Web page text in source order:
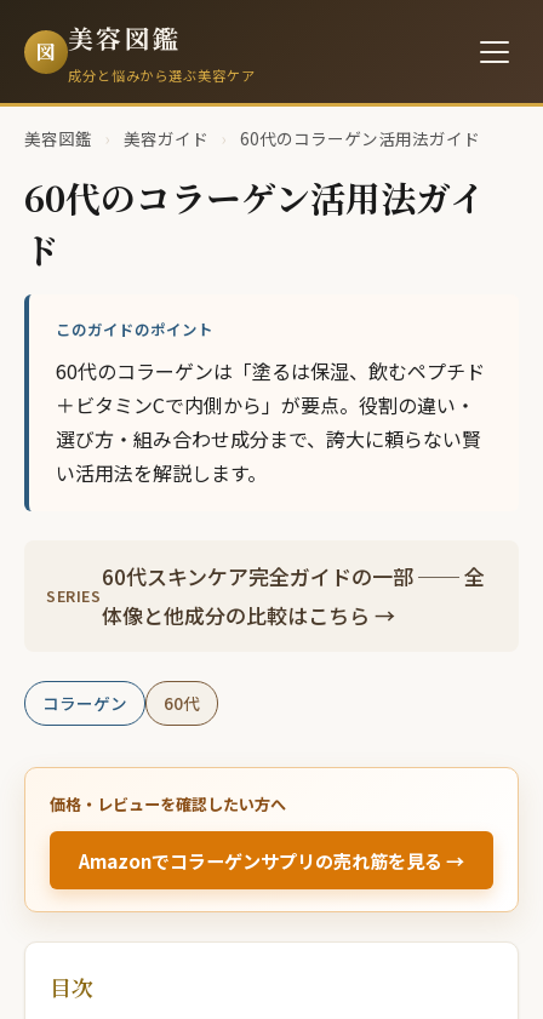
図 美容図鑑
成分と悩みから選ぶ美容ケア
美容図鑑 › 美容ガイド › 60代のコラーゲン活用法ガイド
60代のコラーゲン活用法ガイ
ド
このガイドのポイント
60代のコラーゲンは「塗るは保湿、飲むペプチド
＋ビタミンCで内側から」が要点。役割の違い・
選び方・組み合わせ成分まで、誇大に頼らない賢
い活用法を解説します。
SERIES
60代スキンケア完全ガイドの一部 ── 全
体像と他成分の比較はこちら →
コラーゲン 60代
価格・レビューを確認したい方へ
Amazonでコラーゲンサプリの売れ筋を見る →
目次